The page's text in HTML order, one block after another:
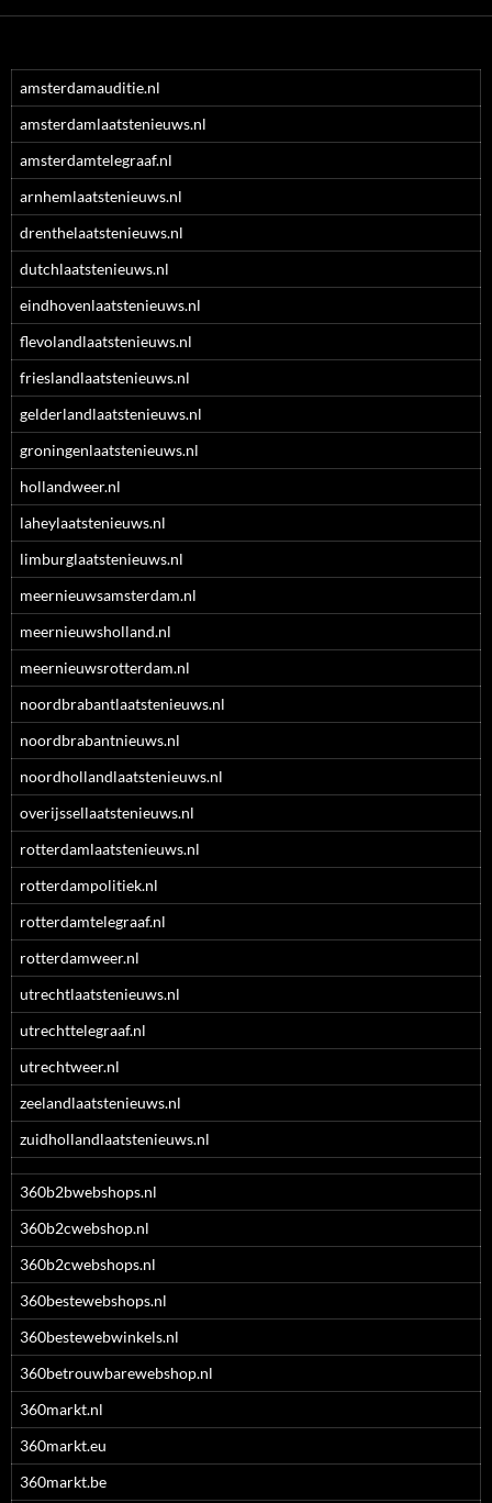
amsterdamauditie.nl
amsterdamlaatstenieuws.nl
amsterdamtelegraaf.nl
arnhemlaatstenieuws.nl
drenthelaatstenieuws.nl
dutchlaatstenieuws.nl
eindhovenlaatstenieuws.nl
flevolandlaatstenieuws.nl
frieslandlaatstenieuws.nl
gelderlandlaatstenieuws.nl
groningenlaatstenieuws.nl
hollandweer.nl
laheylaatstenieuws.nl
limburglaatstenieuws.nl
meernieuwsamsterdam.nl
meernieuwsholland.nl
meernieuwsrotterdam.nl
noordbrabantlaatstenieuws.nl
noordbrabantnieuws.nl
noordhollandlaatstenieuws.nl
overijssellaatstenieuws.nl
rotterdamlaatstenieuws.nl
rotterdampolitiek.nl
rotterdamtelegraaf.nl
rotterdamweer.nl
utrechtlaatstenieuws.nl
utrechttelegraaf.nl
utrechtweer.nl
zeelandlaatstenieuws.nl
zuidhollandlaatstenieuws.nl
360b2bwebshops.nl
360b2cwebshop.nl
360b2cwebshops.nl
360bestewebshops.nl
360bestewebwinkels.nl
360betrouwbarewebshop.nl
360markt.nl
360markt.eu
360markt.be